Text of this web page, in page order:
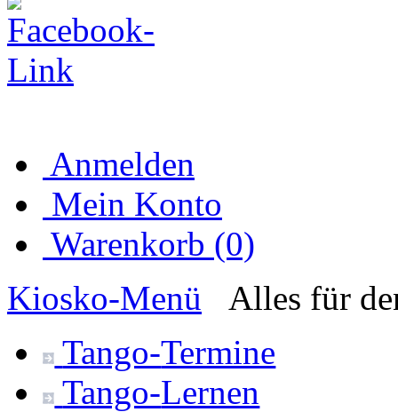
Anmelden
Mein Konto
Warenkorb (0)
Kiosko-Menü
Alles für
Tango-Termine
Tango-Lernen